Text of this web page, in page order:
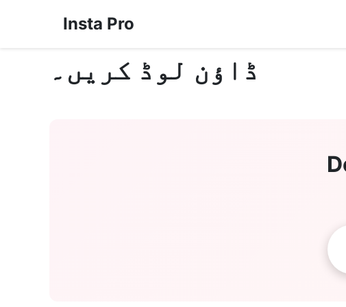
Insta Pro
ڈاؤن لوڈ کریں۔